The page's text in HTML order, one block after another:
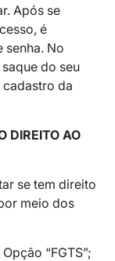
Após se
é
senha. No
do seu
cadastro da
DIREITO AO
se tem direito
meio dos
“FGTS”;